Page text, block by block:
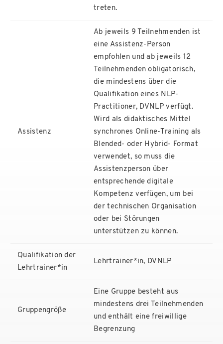
treten.
Assistenz
Ab jeweils 9 Teilnehmenden ist
eine Assistenz-Person
empfohlen und ab jeweils 12
Teilnehmenden obligatorisch,
die mindestens über die
Qualifikation eines NLP-
Practitioner, DVNLP verfügt.
Wird als didaktisches Mittel
synchrones Online-Training als
Blended- oder Hybrid- Format
verwendet, so muss die
Assistenzperson über
entsprechende digitale
Kompetenz verfügen, um bei
der technischen Organisation
oder bei Störungen
unterstützen zu können.
Qualifikation der
Lehrtrainer*in
Lehrtrainer*in, DVNLP
Gruppengröße
Eine Gruppe besteht aus
mindestens drei Teilnehmenden
und enthält eine freiwillige
Begrenzung